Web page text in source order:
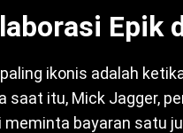
Epik
ikonis adalah
saat itu, Mick Jagger,
meminta bayaran satu